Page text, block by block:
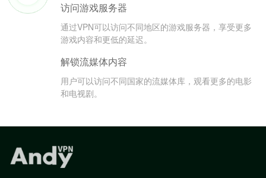
访问游戏服务器
通过VPN可以访问不同地区的游戏服务器，享受更多
游戏内容和更低的延迟。
解锁流媒体内容
用户可以访问不同国家的流媒体库，观看更多的电影
和电视剧。